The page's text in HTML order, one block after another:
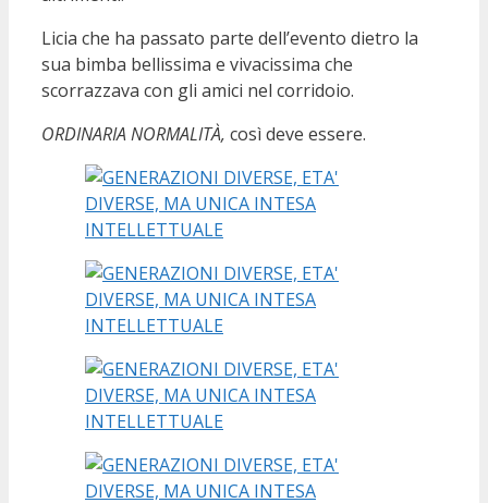
Licia che ha passato parte dell’evento dietro la
sua bimba bellissima e vivacissima che
scorrazzava con gli amici nel corridoio.
ORDINARIA NORMALITÀ, così deve essere.